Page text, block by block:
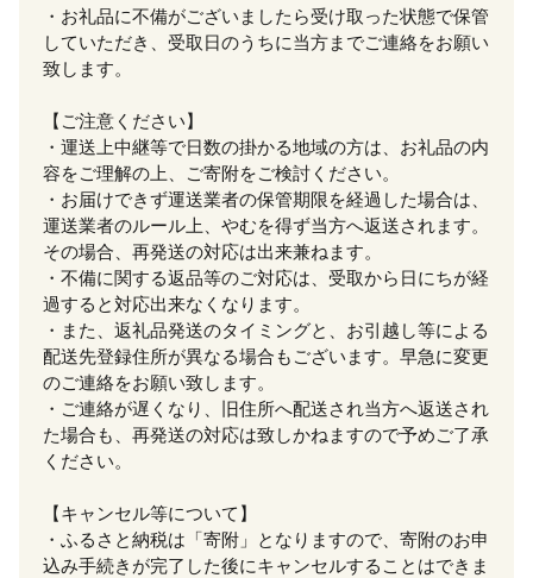
・お礼品に不備がございましたら受け取った状態で保管
していただき、受取日のうちに当方までご連絡をお願い
致します。
【ご注意ください】
・運送上中継等で日数の掛かる地域の方は、お礼品の内
容をご理解の上、ご寄附をご検討ください。
・お届けできず運送業者の保管期限を経過した場合は、
運送業者のルール上、やむを得ず当方へ返送されます。
その場合、再発送の対応は出来兼ねます。
・不備に関する返品等のご対応は、受取から日にちが経
過すると対応出来なくなります。
・また、返礼品発送のタイミングと、お引越し等による
配送先登録住所が異なる場合もございます。早急に変更
のご連絡をお願い致します。
・ご連絡が遅くなり、旧住所へ配送され当方へ返送され
た場合も、再発送の対応は致しかねますので予めご了承
ください。
【キャンセル等について】
・ふるさと納税は「寄附」となりますので、寄附のお申
込み手続きが完了した後にキャンセルすることはできま